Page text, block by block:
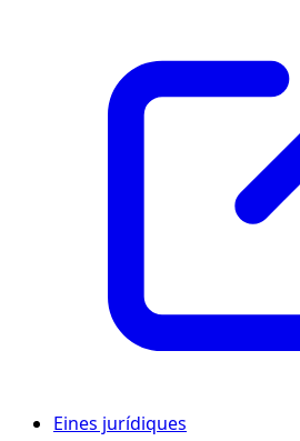
Eines jurídiques